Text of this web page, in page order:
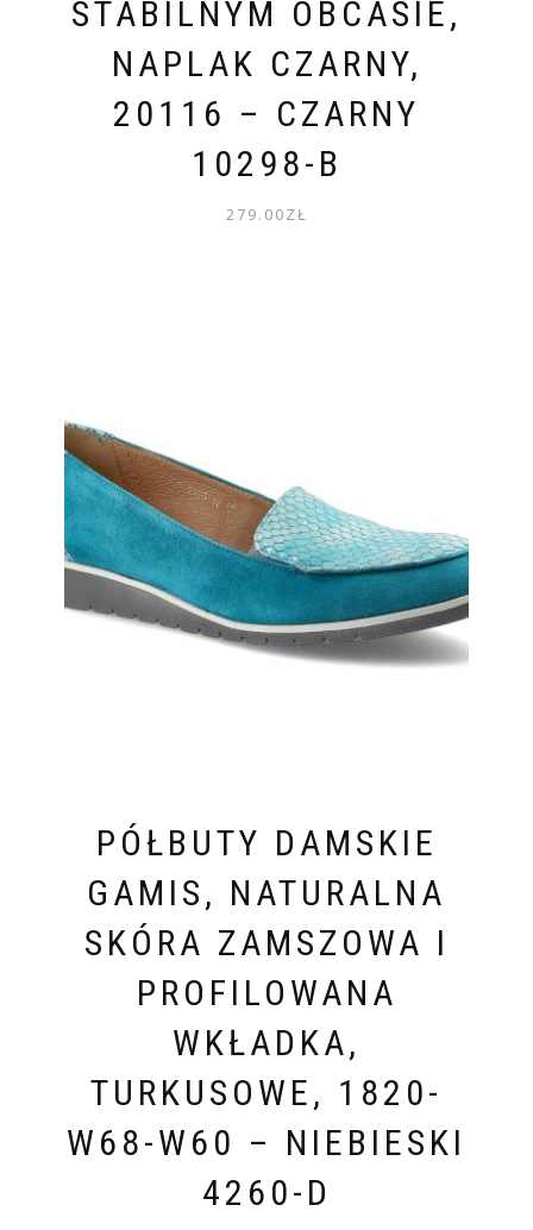
STABILNYM OBCASIE,
NAPLAK CZARNY,
20116 – CZARNY
10298-B
279.00ZŁ
PÓŁBUTY DAMSKIE
GAMIS, NATURALNA
SKÓRA ZAMSZOWA I
PROFILOWANA
WKŁADKA,
TURKUSOWE, 1820-
W68-W60 – NIEBIESKI
4260-D